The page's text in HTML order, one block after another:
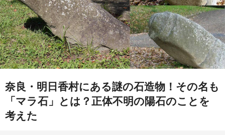
奈良・明日香村にある謎の石造物！その名も
「マラ石」とは？正体不明の陽石のことを
考えた